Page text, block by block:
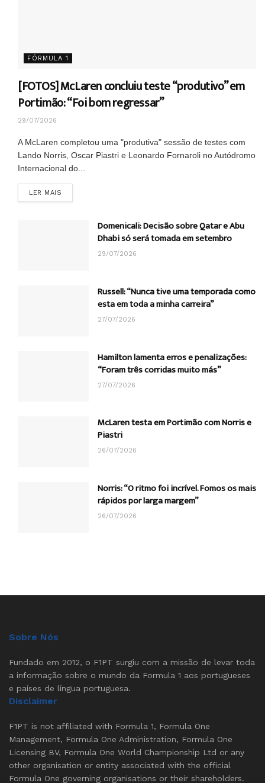
FÓRMULA 1
[FOTOS] McLaren concluiu teste “produtivo” em
Portimão: “Foi bom regressar”
29/07/2026
A McLaren completou uma "produtiva" sessão de testes com
Lando Norris, Oscar Piastri e Leonardo Fornaroli no Autódromo
Internacional do...
LER MAIS
Domenicali: Decisão sobre Qatar e Abu
Dhabi só será tomada em setembro
29/07/2026
Russell: “Nunca tive uma temporada como
esta em toda a minha carreira”
27/07/2026
Hamilton lamenta erros e penalizações:
“Foram três corridas muito más”
27/07/2026
McLaren testa em Portimão com Norris e
Piastri
26/07/2026
Norris: “O ritmo foi incrível. Fomos os mais
rápidos por larga margem”
26/07/2026
Sobre Nós
Fundado em 2012, o F1PT surgiu com a missão de levar toda
a informação sobre o mundo da Formula 1 aos portugueses
e países de língua portuguesa.
Disclaimer
F1PT is not affiliated with Formula 1, Formula One
Management, Formula One Administration, Formula One
Licensing BV, Formula One World Championship Ltd or any
other organisation or entity associated with the official
Formula One governing organisations or their shareholders.